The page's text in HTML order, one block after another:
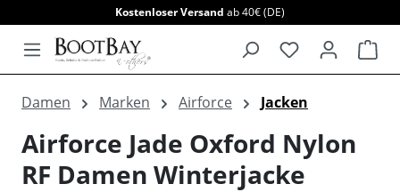
Kostenloser Versand ab 40€ (DE)
Damen Marken Airforce Jacken
Airforce Jade Oxford Nylon
RF Damen Winterjacke